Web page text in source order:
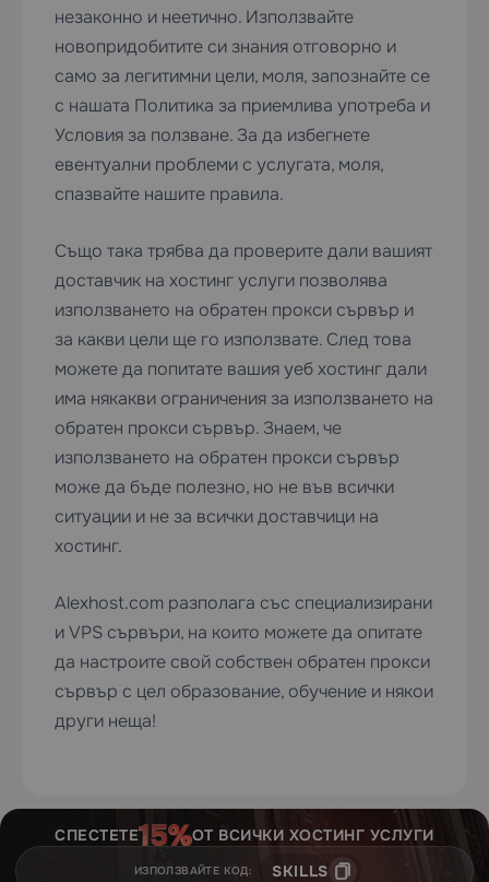
незаконно и неетично. Използвайте
новопридобитите си знания отговорно и
само за легитимни цели, моля, запознайте се
с нашата Политика за приемлива употреба и
Условия за ползване. За да избегнете
евентуални проблеми с услугата, моля,
спазвайте нашите правила.
Също така трябва да проверите дали вашият
доставчик на хостинг услуги позволява
използването на обратен прокси сървър и
за какви цели ще го използвате. След това
можете да попитате вашия уеб хостинг дали
има някакви ограничения за използването на
обратен прокси сървър. Знаем, че
използването на обратен прокси сървър
може да бъде полезно, но не във всички
ситуации и не за всички доставчици на
хостинг.
Alexhost.com разполага със специализирани
иVPS сървъри, на които можете да опитате
да настроите свой собствен обратен прокси
сървър с цел образование, обучение и някои
други неща!
СПЕСТЕТЕ ОТ ВСИЧКИ ХОСТИНГ УСЛУГИ
ИЗПОЛЗВАЙТЕ КОД: SKILLS